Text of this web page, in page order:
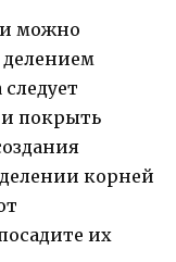
можно
покрыть
корней
их